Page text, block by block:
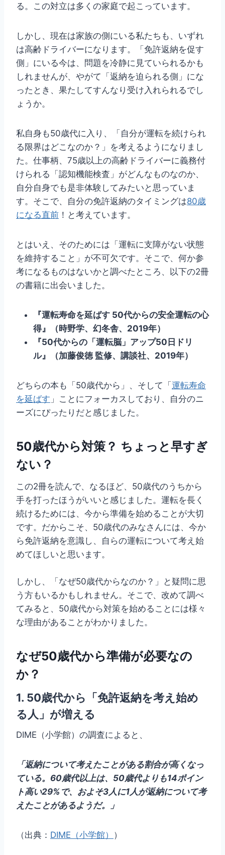
る。この対立は多くの家庭で起こっています。
しかし、現在は家族の側にいる私たちも、いずれ
は高齢ドライバーになります。「免許返納を促す
側」にいる今は、問題を冷静に見ていられるかも
しれませんが、やがて「返納を迫られる側」にな
ったとき、果たしてすんなり受け入れられるでし
ょうか。
私自身も50歳代に入り、「自分が運転を続けられ
る限界はどこなのか？」を考えるようになりまし
た。仕事柄、75歳以上の高齢ドライバーに義務付
けられる「認知機能検査」がどんなものなのか、
自分自身でも是非体験してみたいと思っていま
す。そこで、自分の免許返納のタイミングは80歳
になる直前 ！と考えています。
とはいえ、そのためには「運転に支障がない状態
を維持すること」が不可欠です。そこで、何か参
考になるものはないかと調べたところ、以下の2冊
の書籍に出会いました。
『運転寿命を延ばす 50代からの安全運転の心
得』（時野学、幻冬舎、2019年）
『50代からの「運転脳」アップ50日ドリ
ル』（加藤俊徳 監修、講談社、2019年）
どちらの本も「50歳代から」、そして「運転寿命
を延ばす 」ことにフォーカスしており、自分のニ
ーズにぴったりだと感じました。
50歳代から対策？ ちょっと早すぎ
ない？
この2冊を読んで、なるほど、50歳代のうちから
手を打ったほうがいいと感じました。運転を長く
続けるためには、今から準備を始めることが大切
です。だからこそ、50歳代のみなさんには、今か
ら免許返納を意識し、自らの運転について考え始
めてほしいと思います。
しかし、「なぜ50歳代からなのか？」と疑問に思
う方もいるかもしれません。そこで、改めて調べ
てみると、50歳代から対策を始めることには様々
な理由があることがわかりました。
なぜ50歳代から準備が必要なの
か？
1. 50歳代から「免許返納を考え始め
る人」が増える
DIME（小学館）の調査によると、
「返納について考えたことがある割合が高くなっ
ている。60歳代以上は、50歳代よりも14ポイン
ト高い29%で、およそ3人に1人が返納について考
えたことがあるようだ。」
（出典： DIME（小学館） ）